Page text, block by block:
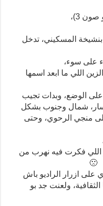
3)،
المسكيني، تدخل
على سوء،
اللي ما ابعد اسمها
الوضع، وبدات تجيب
شمال وجنوب بشكل
منجي الرحوي، وحتى
اللي فكرت فيه نهرب من
🙁
ازرار الراديو باش
ولعنت جد بو